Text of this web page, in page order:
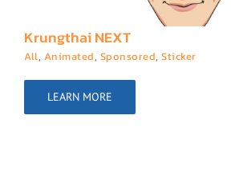
Krungthai NEXT
All, Animated, Sponsored, Sticker
LEARN MORE